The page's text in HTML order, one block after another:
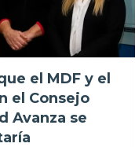
el MDF y el
el Consejo
Avanza se